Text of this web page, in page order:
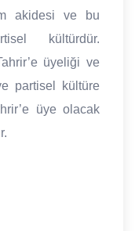
akidesi ve bu
kültürdür.
üyeliği ve
partisel kültüre
üye olacak